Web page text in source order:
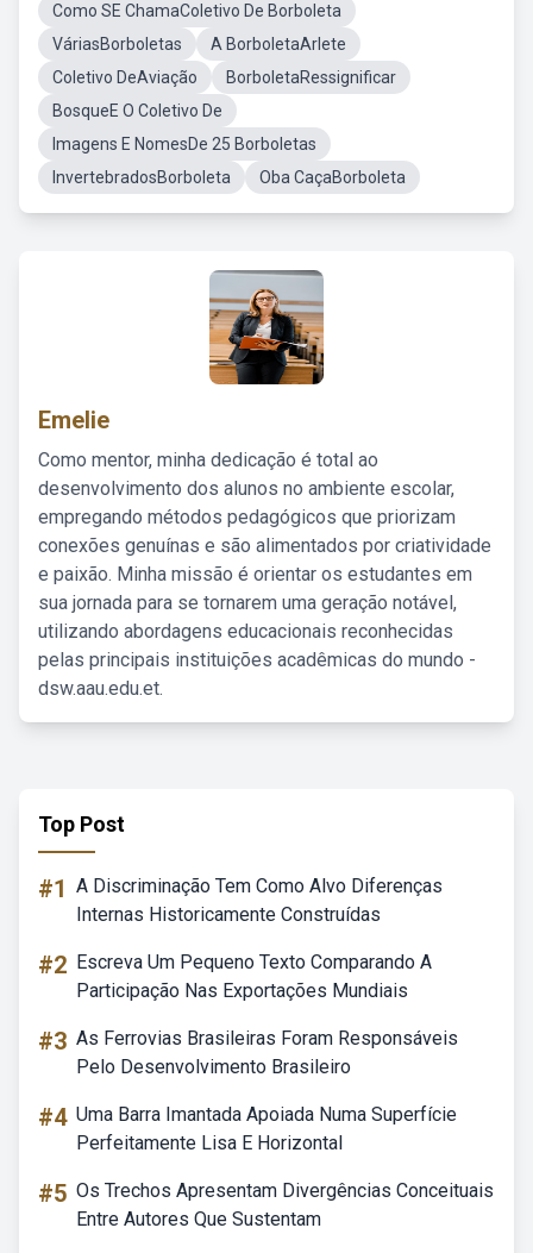
Como SE ChamaColetivo De Borboleta
VáriasBorboletas
A BorboletaArlete
Coletivo DeAviação
BorboletaRessignificar
BosqueE O Coletivo De
Imagens E NomesDe 25 Borboletas
InvertebradosBorboleta
Oba CaçaBorboleta
Emelie
Como mentor, minha dedicação é total ao
desenvolvimento dos alunos no ambiente escolar,
empregando métodos pedagógicos que priorizam
conexões genuínas e são alimentados por criatividade
e paixão. Minha missão é orientar os estudantes em
sua jornada para se tornarem uma geração notável,
utilizando abordagens educacionais reconhecidas
pelas principais instituições acadêmicas do mundo -
dsw.aau.edu.et.
Top Post
#1 A Discriminação Tem Como Alvo Diferenças
Internas Historicamente Construídas
#2 Escreva Um Pequeno Texto Comparando A
Participação Nas Exportações Mundiais
#3 As Ferrovias Brasileiras Foram Responsáveis
Pelo Desenvolvimento Brasileiro
#4 Uma Barra Imantada Apoiada Numa Superfície
Perfeitamente Lisa E Horizontal
#5 Os Trechos Apresentam Divergências Conceituais
Entre Autores Que Sustentam